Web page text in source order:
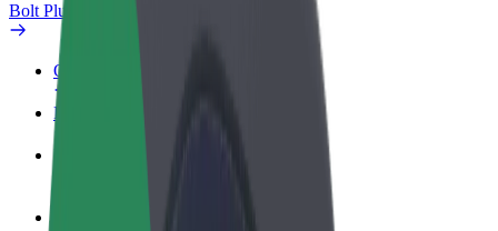
Bolt Plus
Οφέλη
Πώς να συμμετάσχετε
Συχνές Ερωτήσεις